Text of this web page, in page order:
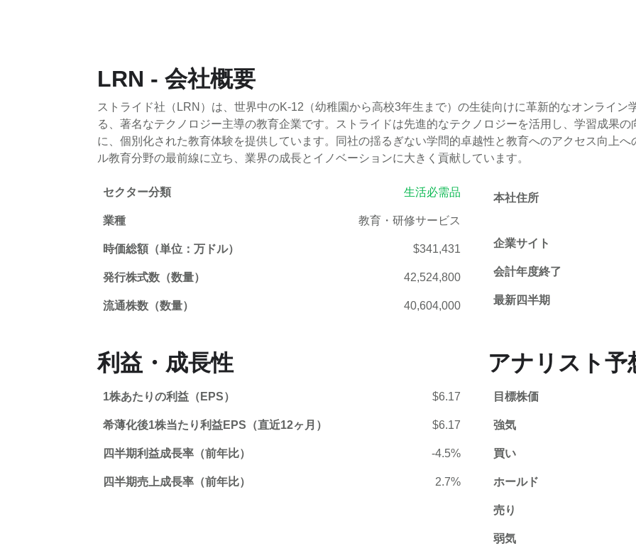
LRN - 会社概要
ストライド社（LRN）は、世界中のK-12（幼稚園から高校3年生まで）の生徒向けに革新的なオンライン
る、著名なテクノロジー主導の教育企業です。ストライドは先進的なテクノロジーを活用し、学習成果
に、個別化された教育体験を提供しています。同社の揺るぎない学問的卓越性と教育へのアクセス向上
ル教育分野の最前線に立ち、業界の成長とイノベーションに大きく貢献しています。
セクター分類 生活必需品
業種 教育・研修サービス
時価総額（単位：万ドル） $341,431
発行株式数（数量） 42,524,800
流通株数（数量） 40,604,000
本社住所
企業サイト
会計年度終了
最新四半期
利益・成長性
1株あたりの利益（EPS） $6.17
希薄化後1株当たり利益EPS（直近12ヶ月） $6.17
四半期利益成長率（前年比） -4.5%
四半期売上成長率（前年比） 2.7%
アナリスト予
目標株価
強気
買い
ホールド
売り
弱気